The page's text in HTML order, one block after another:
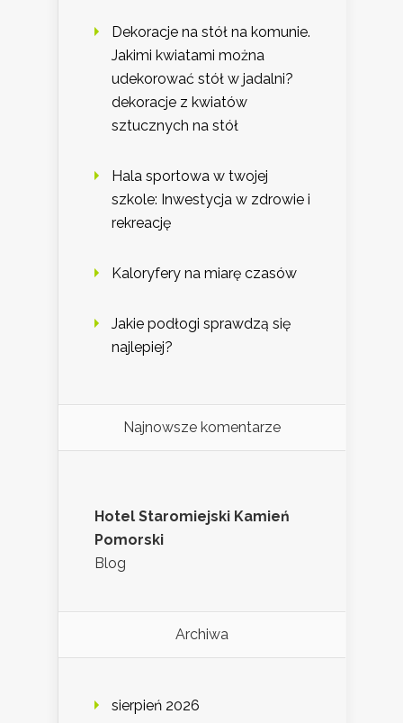
Dekoracje na stół na komunie.
Jakimi kwiatami można
udekorować stół w jadalni?
dekoracje z kwiatów
sztucznych na stół
Hala sportowa w twojej
szkole: Inwestycja w zdrowie i
rekreację
Kaloryfery na miarę czasów
Jakie podłogi sprawdzą się
najlepiej?
Najnowsze komentarze
Hotel Staromiejski Kamień
Pomorski
Blog
Archiwa
sierpień 2026